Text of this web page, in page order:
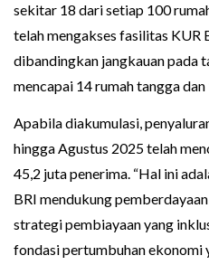
sekitar 18 dari setiap 100
telah mengakses fasilitas KUR
dibandingkan jangkauan pada
mencapai 14 rumah tangga
Apabila diakumulasi,
hingga Agustus 2025 telah
45,2 juta penerima. “Hal ini
BRI mendukung
strategi pembiayaan yang
fondasi pertumbuhan ekonomi